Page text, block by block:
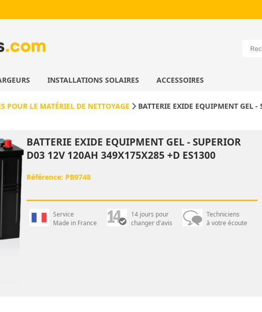
INSTALLATIONS SOLAIRES ACCESSOIRES
POUR LE MATÉRIEL DE NETTOYAGE
BATTERIE EXIDE EQUIPMENT GEL
BATTERIE EXIDE EQUIPMENT GEL - SUPERIOR
D03 12V 120AH 349X175X285 +D ES1300
Référence: PB9748
Service
Made in France
14 jours pour
changer d'avis
Techniciens
à votre écoute